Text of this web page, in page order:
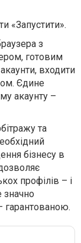
«Запустити».
з
готовим
входити
Єдине
акаунту –
та
бізнесу в
профілів – і
значно
гарантованою.